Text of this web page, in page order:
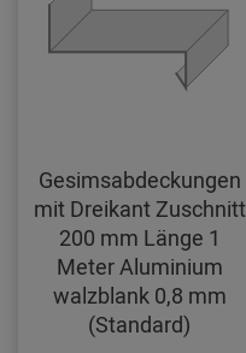
Gesimsabdeckungen
mit Dreikant Zuschnitt
200 mm Länge 1
Meter Aluminium
walzblank 0,8 mm
(Standard)